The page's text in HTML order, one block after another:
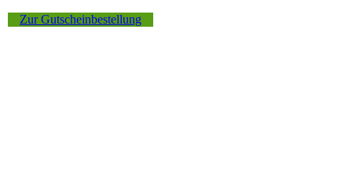
Zur Gutscheinbestellung